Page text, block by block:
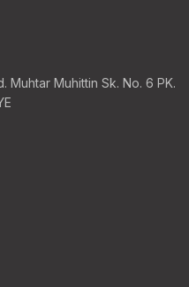
Muhtar Muhittin Sk. No. 6 PK.